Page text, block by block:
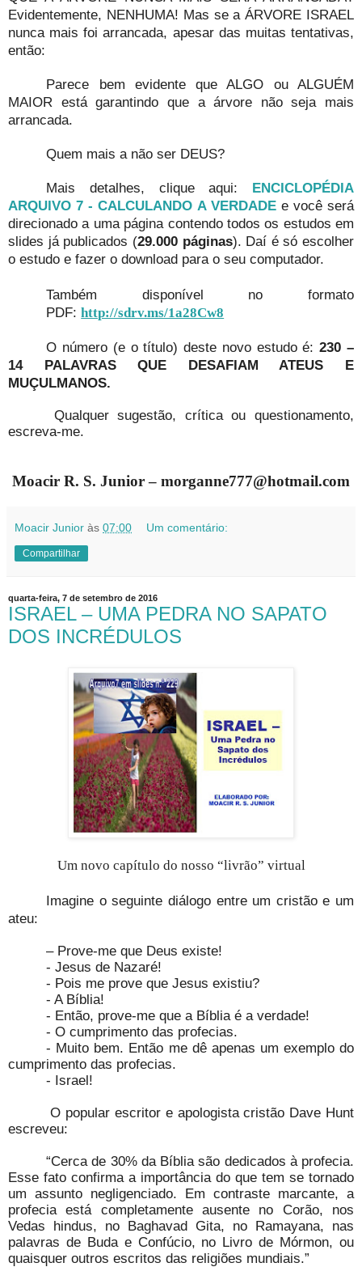
Evidentemente, NENHUMA! Mas se a ÁRVORE ISRAEL
nunca mais foi arrancada, apesar das muitas tentativas,
então:
Parece bem evidente que ALGO ou ALGUÉM
MAIOR está garantindo que a árvore não seja mais
arrancada.
Quem mais a não ser DEUS?
Mais detalhes, clique aqui: ENCICLOPÉDIA
ARQUIVO 7 - CALCULANDO A VERDADEe você será
direcionado a uma página contendo todos os estudos em
slides já publicados (29.000 páginas). Daí é só escolher
o estudo e fazer o download para o seu computador.
Também disponível no formato
PDF: http://sdrv.ms/1a28Cw8
O número (e o título) deste novo estudo é: 230 –
14 PALAVRAS QUE DESAFIAM ATEUS E
MUÇULMANOS.
Qualquer sugestão, crítica ou questionamento,
escreva-me.
Moacir R. S. Junior – morganne777@hotmail.com
Moacir Junior às 07:00 Um comentário:
Compartilhar
quarta-feira, 7 de setembro de 2016
ISRAEL – UMA PEDRA NO SAPATO
DOS INCRÉDULOS
Um novo capítulo do nosso “livrão” virtual
Imagine o seguinte diálogo entre um cristão e um
ateu:
– Prove-me que Deus existe!
- Jesus de Nazaré!
- Pois me prove que Jesus existiu?
- A Bíblia!
- Então, prove-me que a Bíblia é a verdade!
- O cumprimento das profecias.
- Muito bem. Então me dê apenas um exemplo do
cumprimento das profecias.
- Israel!
O popular escritor e apologista cristão Dave Hunt
escreveu:
“Cerca de 30% da Bíblia são dedicados à profecia.
Esse fato confirma a importância do que tem se tornado
um assunto negligenciado. Em contraste marcante, a
profecia está completamente ausente no Corão, nos
Vedas hindus, no Baghavad Gita, no Ramayana, nas
palavras de Buda e Confúcio, no Livro de Mórmon, ou
quaisquer outros escritos das religiões mundiais.”